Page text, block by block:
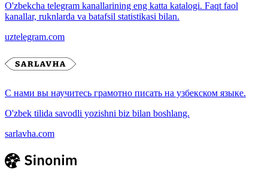
O'zbekcha telegram kanallarining eng katta katalogi. Faqt faol
kanallar, ruknlarda va batafsil statistikasi bilan.
uztelegram.com
С нами вы научитесь грамотно писать на узбекском языке.
O'zbek tilida savodli yozishni biz bilan boshlang.
sarlavha.com